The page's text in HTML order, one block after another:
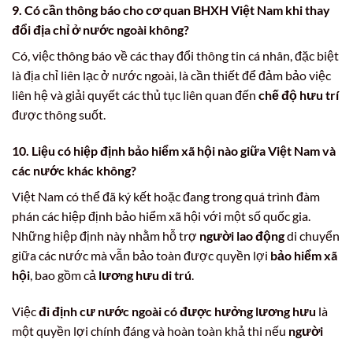
9. Có cần thông báo cho cơ quan BHXH Việt Nam khi thay
đổi địa chỉ ở nước ngoài không?
Có, việc thông báo về các thay đổi thông tin cá nhân, đặc biệt
là địa chỉ liên lạc ở nước ngoài, là cần thiết để đảm bảo việc
liên hệ và giải quyết các thủ tục liên quan đến chế độ hưu trí
được thông suốt.
10. Liệu có hiệp định bảo hiểm xã hội nào giữa Việt Nam và
các nước khác không?
Việt Nam có thể đã ký kết hoặc đang trong quá trình đàm
phán các hiệp định bảo hiểm xã hội với một số quốc gia.
Những hiệp định này nhằm hỗ trợ người lao độngdi chuyển
giữa các nước mà vẫn bảo toàn được quyền lợi bảo hiểm xã
hội, bao gồm cả lương hưu di trú.
Việcđi định cư nước ngoài có được hưởng lương hưu là
một quyền lợi chính đáng và hoàn toàn khả thi nếu người